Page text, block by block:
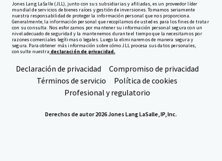
Jones Lang LaSalle (JLL), junto con sus subsidiarias y afiliadas, es un proveedor líder
mundial de servicios de bienes raíces y gestión de inversiones. Tomamos seriamente
nuestra responsabilidad de proteger la información personal que nos proporciona.
Generalmente, la información personal que recopilamos de usted es para los fines de tratar
con su consulta. Nos esforzamos por mantener su información personal segura con un
nivel adecuado de seguridad y la mantenemos durante el tiempo que la necesitamos por
razones comerciales legítimas o legales. Luego la eliminaremos de manera segura y
segura. Para obtener más información sobre cómo JLL procesa sus datos personales,
consulte nuestra declaración de privacidad.
Declaración de privacidad
Compromiso de privacidad
Términos de servicio
Política de cookies
Profesional y regulatorio
Derechos de autor 2026 Jones Lang LaSalle, IP, Inc.